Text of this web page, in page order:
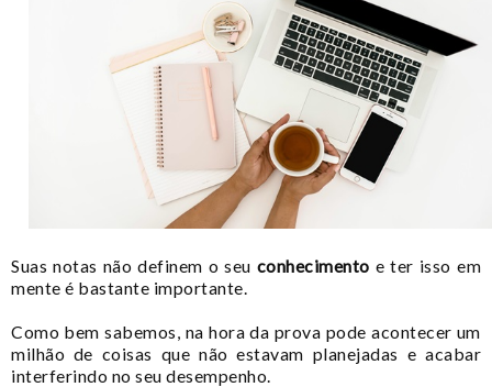
Suas notas não definem o seu conhecimento e ter isso em
mente é bastante importante.
Como bem sabemos, na hora da prova pode acontecer um
milhão de coisas que não estavam planejadas e acabar
interferindo no seu desempenho.